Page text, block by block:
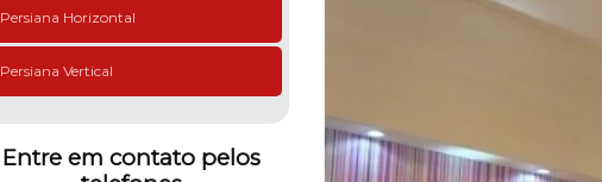
Persiana Horizontal
Persiana Vertical
Entre em contato pelos